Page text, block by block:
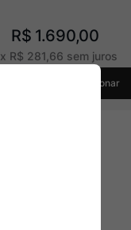
R$ 1.690,00
x R$ 281 66 sem juros
Adicionar